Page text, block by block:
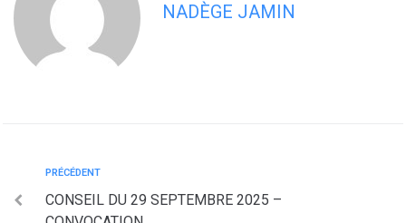
NADÈGE JAMIN
PRÉCÉDENT
CONSEIL DU 29 SEPTEMBRE 2025 –